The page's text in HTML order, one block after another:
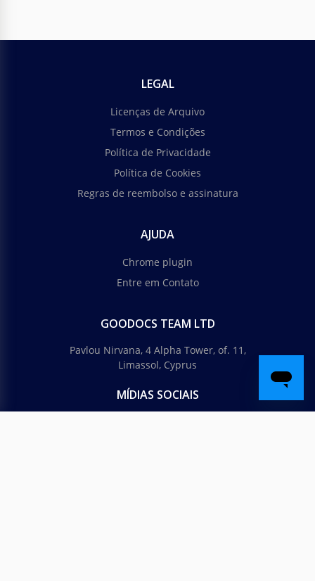
LEGAL
Licenças de Arquivo
Termos e Condições
Política de Privacidade
Política de Cookies
Regras de reembolso e assinatura
AJUDA
Chrome plugin
Entre em Contato
GOODOCS TEAM LTD
Pavlou Nirvana, 4 Alpha Tower, of. 11,
Limassol, Cyprus
MÍDIAS SOCIAIS